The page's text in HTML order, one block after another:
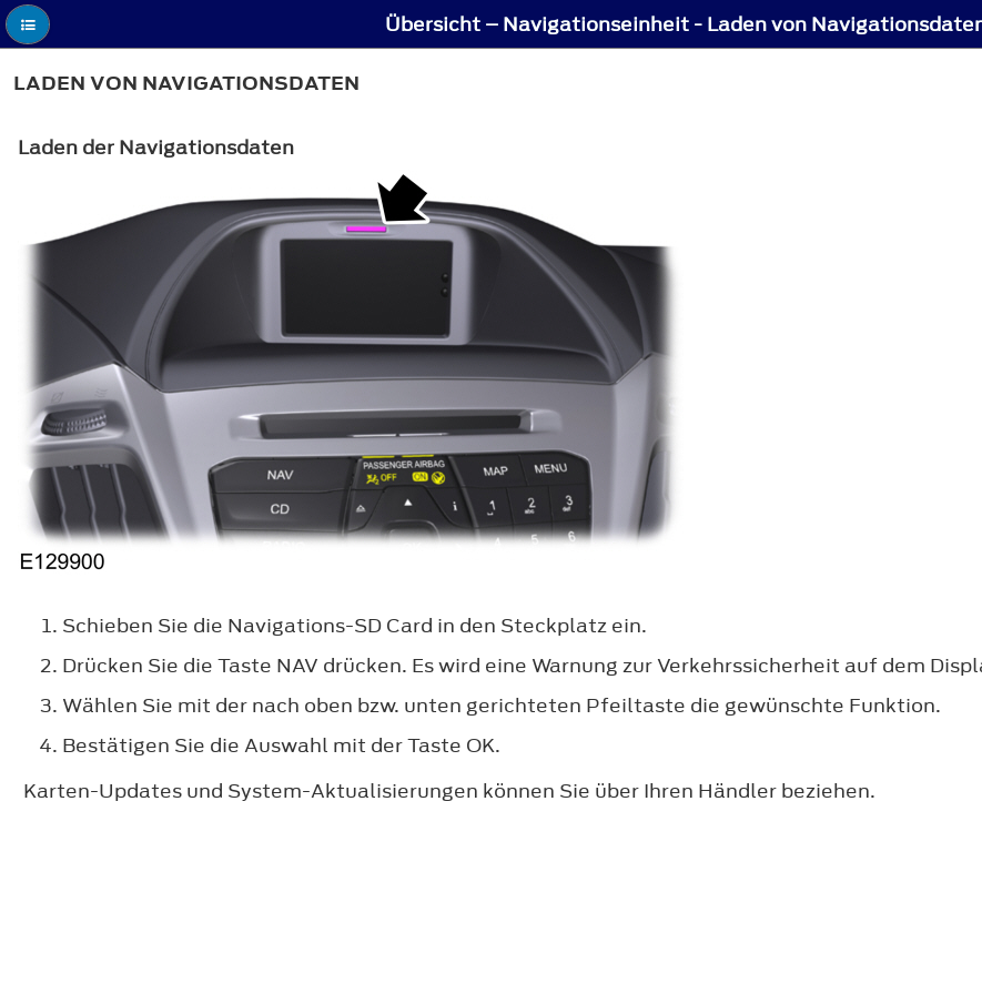
Übersicht – Navigationseinheit - Laden von
LADEN VON NAVIGATIONSDATEN
Laden der Navigationsdaten
Schieben Sie die Navigations-SD Card in den Steckplatz ein.
Drücken Sie die Taste NAV drücken. Es wird eine Warnung zur Verkehrssicherheit auf dem
Wählen Sie mit der nach oben bzw. unten gerichteten Pfeiltaste die gewünschte Funktion.
Bestätigen Sie die Auswahl mit der Taste OK.
Karten-Updates und System-Aktualisierungen können Sie über Ihren Händler beziehen.